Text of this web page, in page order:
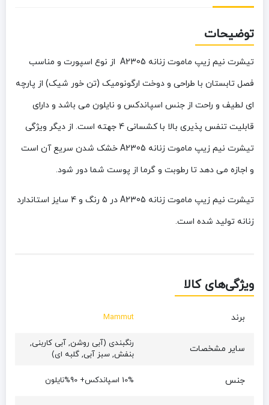
توضیحات
تیشرت نیم زیپ ماموت زنانه A2305
از نوع اسپورت و مناسب
فصل تابستان با طراحی و دوخت ارگونومیک (تن خور شیک) از پارچه
ای لطیف و راحت از جنس اسپاندکس و نایلون می باشد و دارای
قابلیت تنفس پذیری بالا با کشسانی 4 جهته است.
از دیگر ویژگی
تیشرت نیم زیپ ماموت زنانه A2305
خشک شدن سریع آن است
و اجازه می دهد تا رطوبت و گرما از پوست شما دور شود.
تیشرت نیم زیپ ماموت زنانه A2305
در 5 رنگ و 4 سایز استاندارد
زنانه تولید شده است.
ویژگی‌های کالا
برند Mammut
سایر مشخصات
رنگبندی (آبی روشن, آبی کاربنی,
بنفش, سبز آبی, گلبه ای)
جنس 10% اسپاندکس+ 90%نایلون